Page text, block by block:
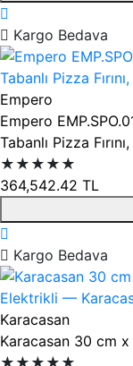
Kargo Bedava
Empero
Empero
Tabanlı Pizza
★★★★★
364,542.42 TL
Kargo Bedava
Karacasan
Karacasan 30 cm x